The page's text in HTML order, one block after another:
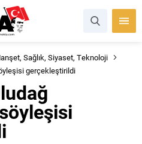
, Sağlık, Siyaset, Teknoloji
gerçekleştirildi
söyleşisi